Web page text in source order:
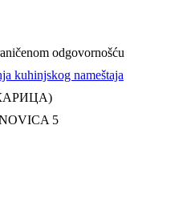
odgovornošću
kuhinjskog nameštaja
)
5